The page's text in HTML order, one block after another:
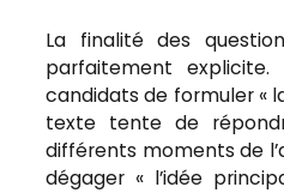
La finalité des
parfaitement
candidats de formuler «
texte tente de
différents moments de
dégager « l’idée